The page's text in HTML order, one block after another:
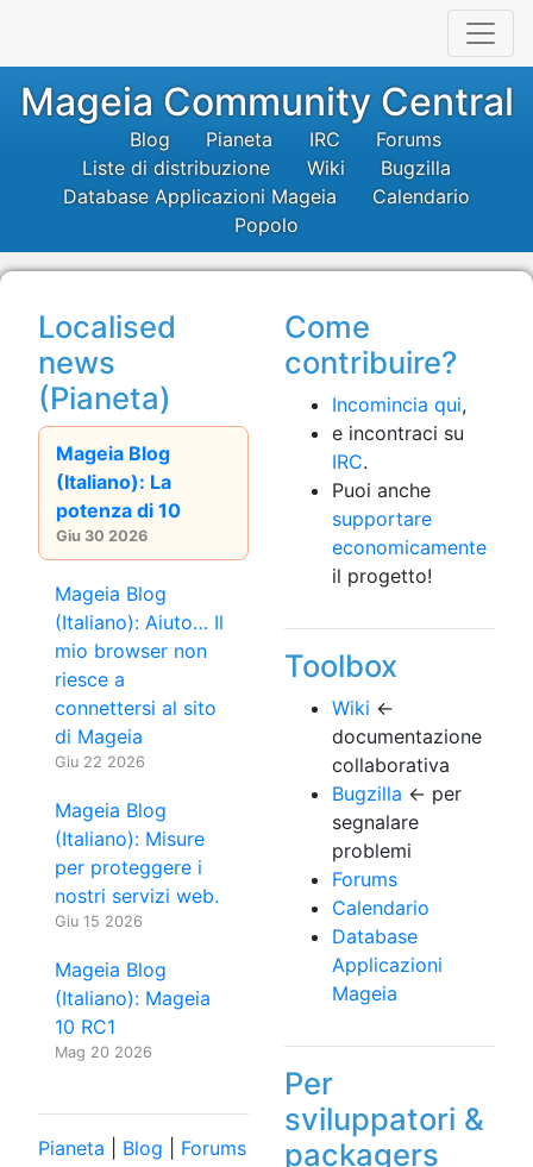
Mageia Community Central
Blog Pianeta IRC
Forums
Liste di distribuzione
Wiki
Bugzilla
Database Applicazioni Mageia
Calendario
Popolo
Localised
news
(Pianeta)
Mageia Blog
(Italiano): La
potenza di 10
Giu 30 2026
Mageia Blog
(Italiano): Aiuto… Il
mio browser non
riesce a
connettersi al sito
di Mageia
Giu 22 2026
Mageia Blog
(Italiano): Misure
per proteggere i
nostri servizi web.
Giu 15 2026
Mageia Blog
(Italiano): Mageia
10 RC1
Mag 20 2026
Pianeta Blog Forums
Come
contribuire?
Incomincia qui,
e incontraci su
IRC.
Puoi anche
supportare
economicamente
il progetto!
Toolbox
Wiki ←
documentazione
collaborativa
Bugzilla ← per
segnalare
problemi
Forums
Calendario
Database
Applicazioni
Mageia
Per
sviluppatori &
packagers